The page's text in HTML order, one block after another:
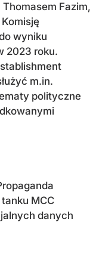
Fazim,
wyniku
2023 roku.
m.in.
polityczne
MCC
danych